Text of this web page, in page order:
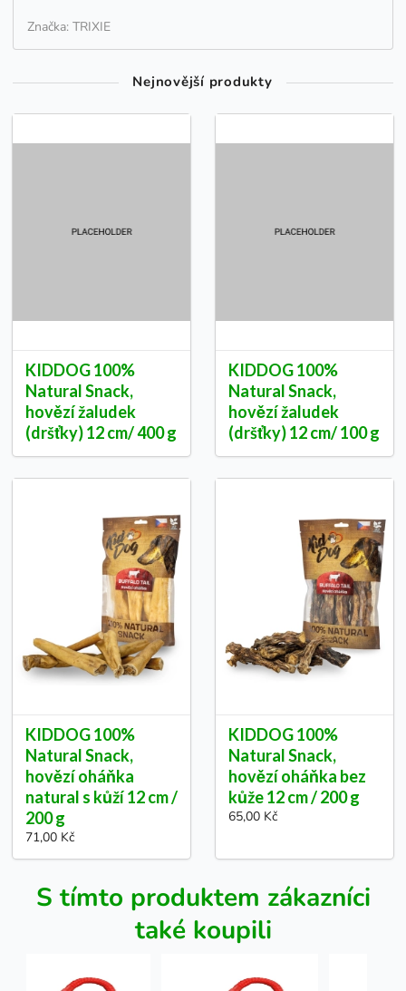
Značka: TRIXIE
Nejnovější produkty
KIDDOG 100%
Natural Snack,
hovězí žaludek
(dršťky) 12 cm/ 400 g
KIDDOG 100%
Natural Snack,
hovězí žaludek
(dršťky) 12 cm/ 100 g
KIDDOG 100%
Natural Snack,
hovězí oháňka
natural s kůží 12 cm /
200 g
71,00 Kč
KIDDOG 100%
Natural Snack,
hovězí oháňka bez
kůže 12 cm / 200 g
65,00 Kč
S tímto produktem zákazníci
také koupili